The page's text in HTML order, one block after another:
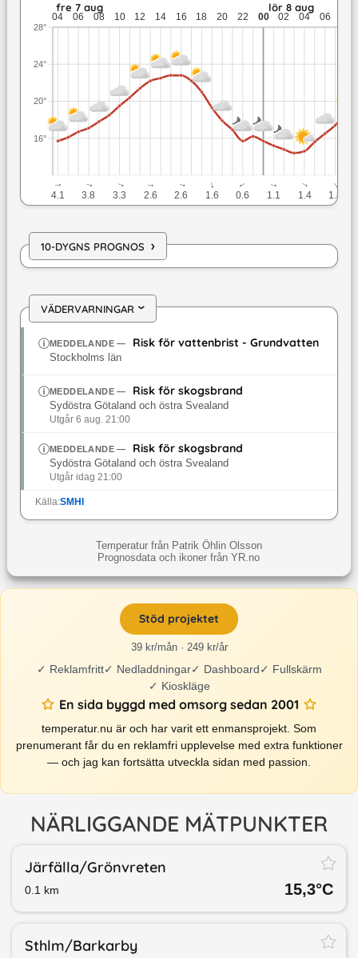
fre 7 aug lör 8 aug
04 06 08 10 12 14 16 18 20 22 00 02 04 06
16°
20°
24°
28°
↓
4.1
↓
3.8
↓
3.3
↓
2.6
↓
2.6
↓
1.6
↓
0.6
↓
1.1
↓
1.4
↓
1.8
10-DYGNS PROGNOS ›
VÄDERVARNINGAR›
MEDDELANDE— Risk för vattenbrist - Grundvatten
Stockholms län
MEDDELANDE— Risk för skogsbrand
Sydöstra Götaland och östra Svealand
Utgår 6 aug. 21:00
MEDDELANDE— Risk för skogsbrand
Sydöstra Götaland och östra Svealand
Utgår idag 21:00
Källa:SMHI
Temperatur från Patrik Öhlin Olsson
Prognosdata och ikoner från YR.no
Stöd projektet
39 kr/mån · 249 kr/år
✓ Reklamfritt✓ Nedladdningar✓ Dashboard✓ Fullskärm
✓ Kioskläge
En sida byggd med omsorg sedan 2001
temperatur.nu är och har varit ett enmansprojekt. Som
prenumerant får du en reklamfri upplevelse med extra funktioner
— och jag kan fortsätta utveckla sidan med passion.
NÄRLIGGANDE MÄTPUNKTER
Järfälla/​Grönvreten
0.1 km 15,3°C
Sthlm/​Barkarby